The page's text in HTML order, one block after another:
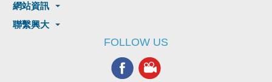
網站資訊
聯繫興大
FOLLOW US